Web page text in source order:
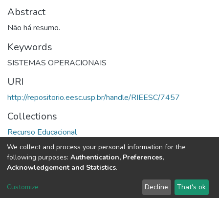
Abstract
Não há resumo.
Keywords
SISTEMAS OPERACIONAIS
URI
http://repositorio.eesc.usp.br/handle/RIEESC/7457
Collections
Recurso Educacional
Full item page
DSpace software copyright © 2002-2026 LYRASIS
Send Feedback
We collect and process your personal information for the
following purposes: Authentication, Preferences,
Acknowledgement and Statistics.
Customize Decline That's ok